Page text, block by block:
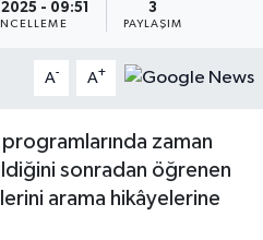
- 09:51 3
PAYLAŞIM
A- A+
zaman
sonradan öğrenen
arama hikâyelerine